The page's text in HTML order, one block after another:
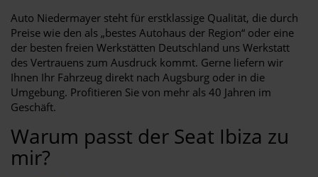
Auto Niedermayer steht für erstklassige Qualität, die durch
Preise wie den als „bestes Autohaus der Region“ oder eine
der besten freien Werkstätten Deutschland uns Werkstatt
des Vertrauens zum Ausdruck kommt. Gerne liefern wir
Ihnen Ihr Fahrzeug direkt nach Augsburg oder in die
Umgebung. Profitieren Sie von mehr als 40 Jahren im
Geschäft.
Warum passt der Seat Ibiza zu
mir?